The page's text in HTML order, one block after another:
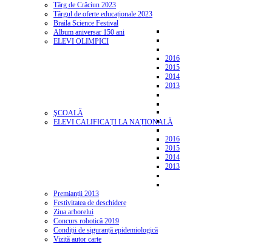
Târg de Crăciun 2023
Târgul de oferte educaționale 2023
Braila Science Festival
Album aniversar 150 ani
ELEVI OLIMPICI
2016
2015
2014
2013
ŞCOALĂ
ELEVI CALIFICAȚI LA NAȚIONALĂ
2016
2015
2014
2013
Premianții 2013
Festivitatea de deschidere
Ziua arborelui
Concurs robotică 2019
Condiții de siguranță epidemiologică
Vizită autor carte